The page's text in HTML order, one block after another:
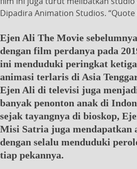
Dipadira Animation Studios. “Quote
Ejen Ali The Movie
dengan film perdanya pada
ini menduduki peringkat
animasi terlaris di Asia
Ejen Ali di televisi juga
banyak penonton anak di
sejak tayangnya di bioskop,
Misi Satria juga mendapatkan
dengan selalu menduduki
tiap pekannya.